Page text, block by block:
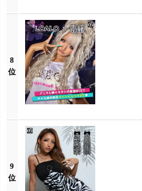
8
位
9
位